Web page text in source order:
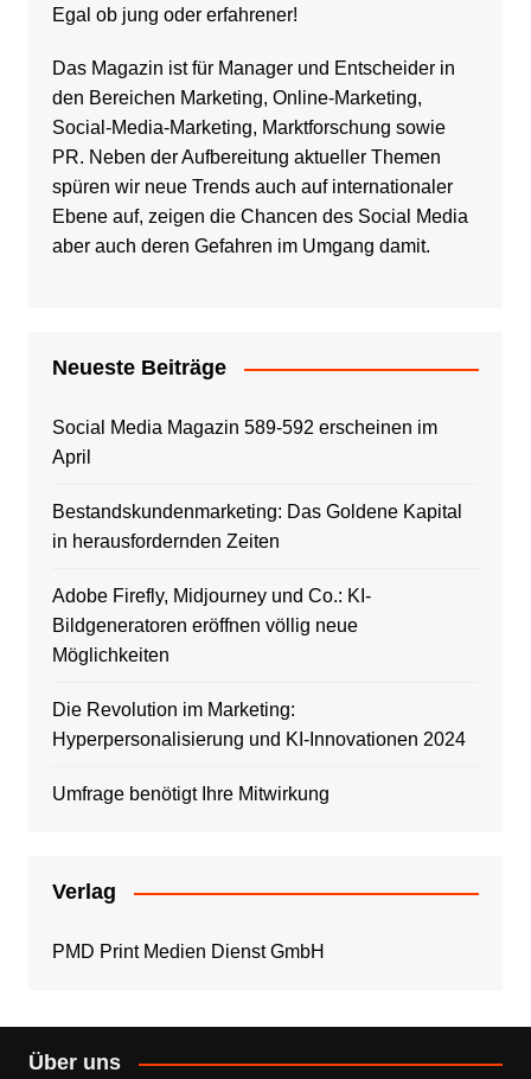
Egal ob jung oder erfahrener!
Das Magazin ist für Manager und Entscheider in
den Bereichen Marketing, Online-Marketing,
Social-Media-Marketing, Marktforschung sowie
PR. Neben der Aufbereitung aktueller Themen
spüren wir neue Trends auch auf internationaler
Ebene auf, zeigen die Chancen des Social Media
aber auch deren Gefahren im Umgang damit.
Neueste Beiträge
Social Media Magazin 589-592 erscheinen im
April
Bestandskundenmarketing: Das Goldene Kapital
in herausfordernden Zeiten
Adobe Firefly, Midjourney und Co.: KI-
Bildgeneratoren eröffnen völlig neue
Möglichkeiten
Die Revolution im Marketing:
Hyperpersonalisierung und KI-Innovationen 2024
Umfrage benötigt Ihre Mitwirkung
Verlag
PMD Print Medien Dienst GmbH
Über uns